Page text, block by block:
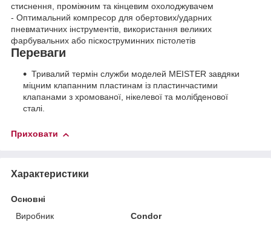
стиснення, проміжним та кінцевим охолоджувачем
- Оптимальний компресор для обертових/ударних
пневматичних інструментів, використання великих
фарбувальних або піскоструминних пістолетів
Переваги
Тривалий термін служби моделей MEISTER завдяки
міцним клапанним пластинам із пластинчастими
клапанами з хромованої, нікелевої та молібденової
сталі.
Приховати
Характеристики
Основні
Виробник
Condor